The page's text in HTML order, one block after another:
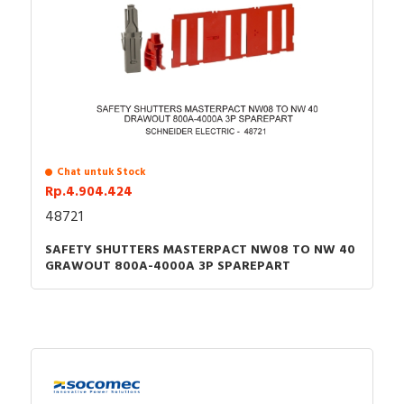
Chat untuk Stock
Rp.4.904.424
48721
SAFETY SHUTTERS MASTERPACT NW08 TO NW 40
GRAWOUT 800A-4000A 3P SPAREPART